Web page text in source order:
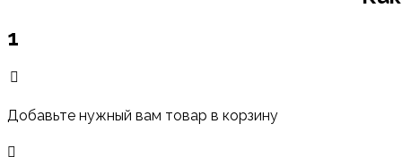
1
Добавьте нужный вам товар в корзину